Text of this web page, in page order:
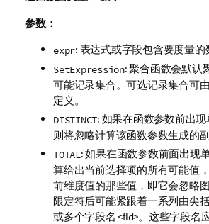
参数：
expr: 表达式或字段包含要度量的
SetExpression: 聚合函数会默认
可能记录集合。可选记录集合可
定义。
DISTINCT: 如果在函数参数前出现
则将忽略计算该函数参数生成的副
TOTAL: 如果在函数参数前面出现
算给出当前选择项的所有可能值
前维度值的那些值，即它会忽略
限定符后可能紧跟着一系列由尖
或多个字段名<fld>。这些字段名